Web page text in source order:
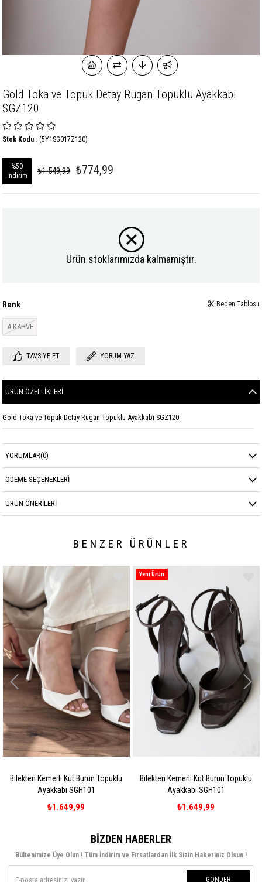
Gold Toka ve Topuk Detay Rugan Topuklu Ayakkabı
SGZ120
(5Y1SG017Z120)
Stok Kodu
%50
İndirim
₺1.549,99 ₺774,99
Ürün stoklarımızda kalmamıştır.
Renk
A.KAHVE
Beden Tablosu
TAVSIYE ET YORUM YAZ
ÜRÜN ÖZELLIKLERI
Gold Toka ve Topuk Detay Rugan Topuklu Ayakkabı SGZ120
YORUMLAR(0)
ÖDEME SEÇENEKLERI
ÜRÜN ÖNERILERI
BENZER ÜRÜNLER
Bilekten Kemerli Küt Burun Topuklu
Ayakkabı SGH101
₺1.649,99
Bilekten Kemerli Küt Burun
Ayakkabı SGH101
₺1.649,99
BIZDEN HABERLER
Bültenimize Üye Olun ! Tüm İndirim ve Fırsatlardan İlk Sizin Haberiniz Olsun !
GÖNDER